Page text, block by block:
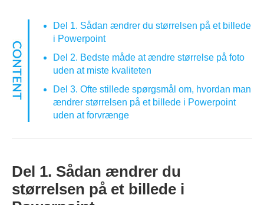
Del 1. Sådan ændrer du størrelsen på et billede
i Powerpoint
Del 2. Bedste måde at ændre størrelse på foto
uden at miste kvaliteten
Del 3. Ofte stillede spørgsmål om, hvordan man
ændrer størrelsen på et billede i Powerpoint
uden at forvrænge
Del 1. Sådan ændrer du
størrelsen på et billede i